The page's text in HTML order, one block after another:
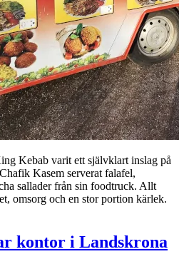
Kebab varit ett självklart inslag på
Kasem serverat falafel,
sallader från sin foodtruck. Allt
omsorg och en stor portion kärlek.
kontor i Landskrona